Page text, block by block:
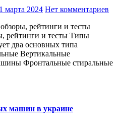
1 марта 2024 Нет комментариев
рейтинги и тесты Типы
два основных типа
Вертикальные
Фронтальные стиральные
машин в украине